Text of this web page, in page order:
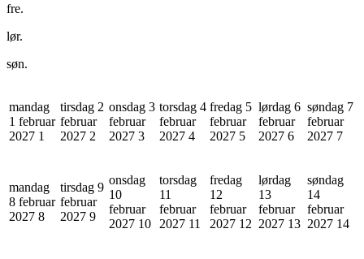
fre.
lør.
søn.
mandag
1 februar
2027 1
tirsdag 2
februar
2027 2
onsdag 3
februar
2027 3
torsdag 4
februar
2027 4
fredag 5
februar
2027 5
lørdag 6
februar
2027 6
søndag 7
februar
2027 7
mandag
8 februar
2027 8
tirsdag 9
februar
2027 9
onsdag
10
februar
2027 10
torsdag
11
februar
2027 11
fredag
12
februar
2027 12
lørdag
13
februar
2027 13
søndag
14
februar
2027 14